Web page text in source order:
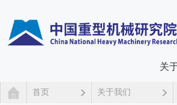
关
首页 关于我们